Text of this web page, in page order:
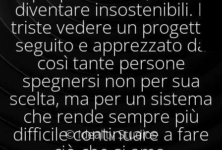
diventare insostenibili. È
triste vedere un progetto
seguito e apprezzato da
così tante persone
spegnersi non per sua
scelta, ma per un sistema
che rende sempre più
difficile continuare a fare
© Ideality Studios